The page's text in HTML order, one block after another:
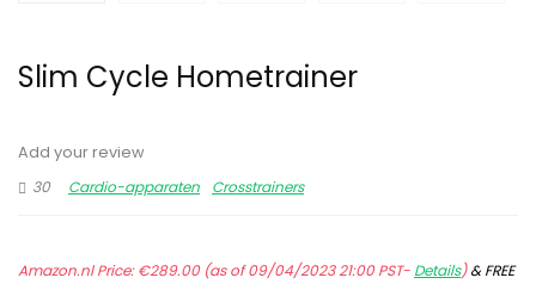
Slim Cycle Hometrainer
Add your review
30
Cardio-apparaten Crosstrainers
Amazon.nl Price:€289.00(as of 09/04/2023 21:00 PST- Details)&FREE